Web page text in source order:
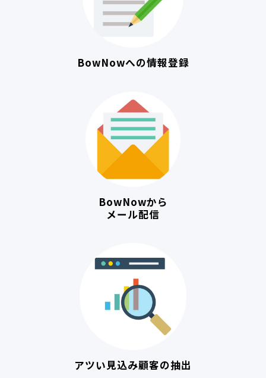
BowNowへの情報登録
BowNowから
メール配信
アツい見込み顧客の抽出